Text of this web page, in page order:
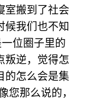
室搬到了社会
候我们也不知
位圈子里的
叛逆，觉得怎
的怎么会是集
您那么说的，